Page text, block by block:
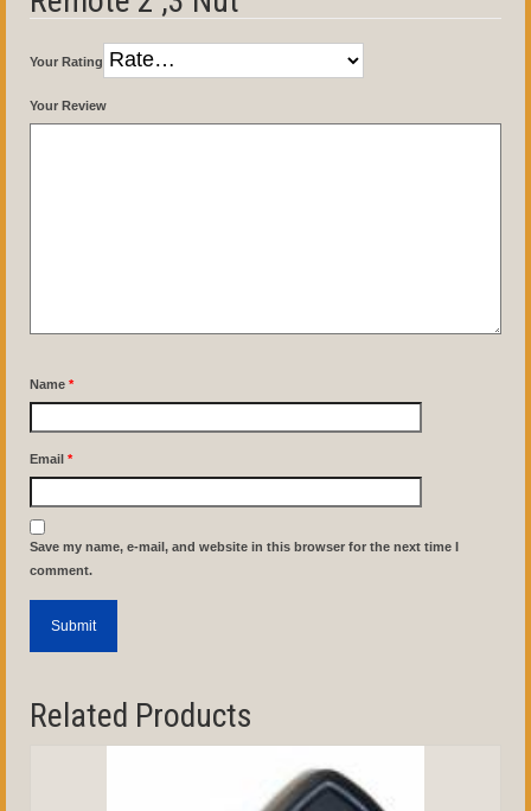
Your Rating
Your Review
Name *
Email *
Save my name, e-mail, and website in this browser for the next time I
comment.
Related Products